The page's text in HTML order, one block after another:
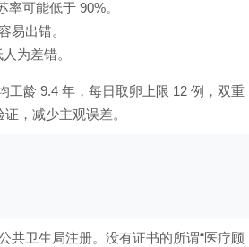
可能低于 90%。
易出错。
为差错。
工龄 9.4 年，每日取卵上限 12 例，双重
，减少主观误差。
共卫生局注册。没有证书的所谓“医疗顾